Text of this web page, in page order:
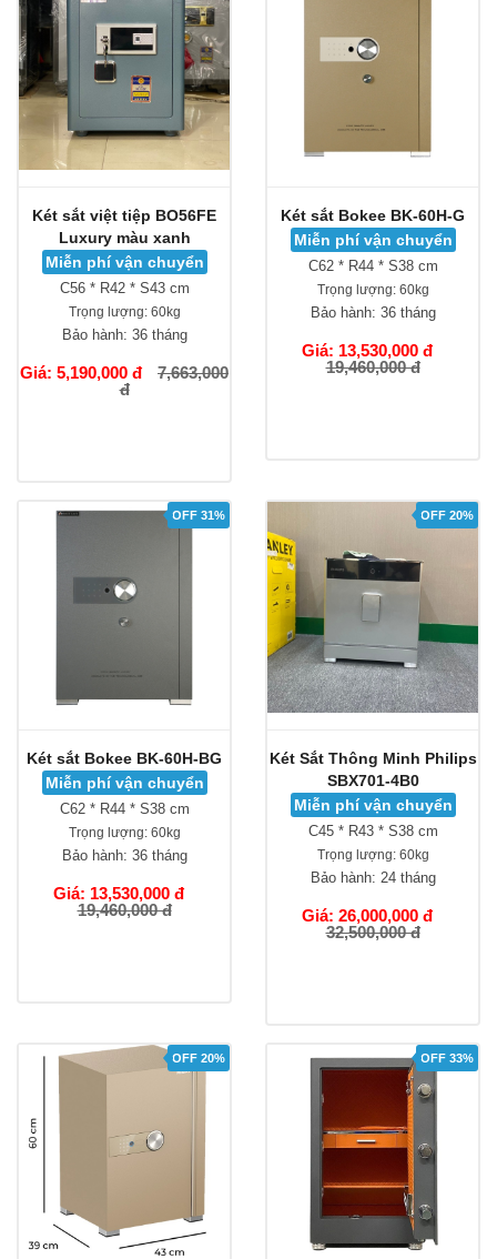
Két sắt việt tiệp BO56FE
Luxury màu xanh
Miễn phí vận chuyển
C56 * R42 * S43 cm
Trọng lượng:60kg
Bảo hành: 36 tháng
Giá: 5,190,000 đ
7,663,000
đ
Két sắt Bokee BK-60H-G
Miễn phí vận chuyển
C62 * R44 * S38 cm
Trọng lượng:60kg
Bảo hành: 36 tháng
Giá: 13,530,000 đ
19,460,000 đ
OFF 31%
Két sắt Bokee BK-60H-BG
Miễn phí vận chuyển
C62 * R44 * S38 cm
Trọng lượng:60kg
Bảo hành: 36 tháng
Giá: 13,530,000 đ
19,460,000 đ
OFF 20%
Két Sắt Thông Minh Philips
SBX701-4B0
Miễn phí vận chuyển
C45 * R43 * S38 cm
Trọng lượng:60kg
Bảo hành: 24 tháng
Giá: 26,000,000 đ
32,500,000 đ
OFF 20% OFF 33%